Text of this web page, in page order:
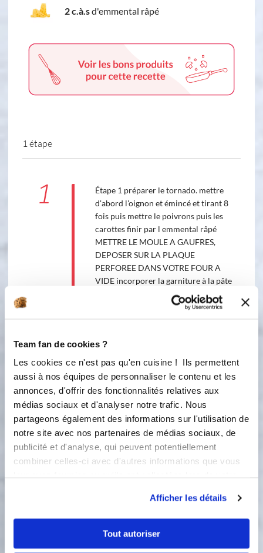
Team fan de cookies ?
Les cookies ce n'est pas qu'en cuisine ! Ils permettent
aussi à nos équipes de personnaliser le contenu et les
annonces, d'offrir des fonctionnalités relatives aux
médias sociaux et d'analyser notre trafic. Nous
partageons également des informations sur l'utilisation de
notre site avec nos partenaires de médias sociaux, de
publicité et d'analyse, qui peuvent potentiellement
combiner celles-ci avec d'autres informations que vous
Afficher les détails
Tout autoriser
2 c.à.sd'emmental râpé
1 étape
1
Étape 1 préparer le tornado. mettre
d'abord l'oignon et émincé et tirant 8
fois puis mettre le poivrons puis les
carottes finir par l emmental râpé
METTRE LE MOULE A GAUFRES,
DEPOSER SUR LA PLAQUE
PERFOREE DANS VOTRE FOUR A
VIDE incorporer la garniture à la pâte
à gaufres puis bien mélanger le tout
dans le cul de poule. verser la
gaufres plus facilement. ensuite
enfourner 15 minutes, démouler sur
la toile de cuisson puis enfournée de
nouveau 5 minutes
Préparation 3 chantilly de dinde
Ingredients Liste de courses
de crème fraîche liquide
3 tranche(s)de blanc(s) de dinde